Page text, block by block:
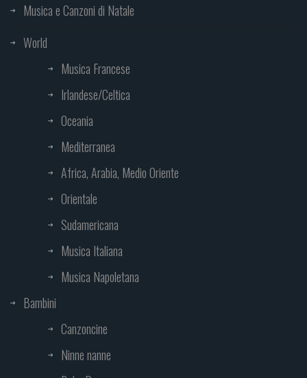
Musica e Canzoni di Natale
World
Musica Francese
Irlandese/Celtica
Oceania
Mediterranea
Africa, Arabia, Medio Oriente
Orientale
Sudamericana
Musica Italiana
Musica Napoletana
Bambini
Canzoncine
Ninne nanne